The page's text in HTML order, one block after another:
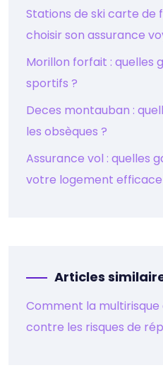
Stations de ski carte
choisir son assurance
Morillon forfait : quelles
sportifs ?
Deces montauban :
les obsèques ?
Assurance vol : quelles
votre logement
Articles
Comment la
contre les risques de